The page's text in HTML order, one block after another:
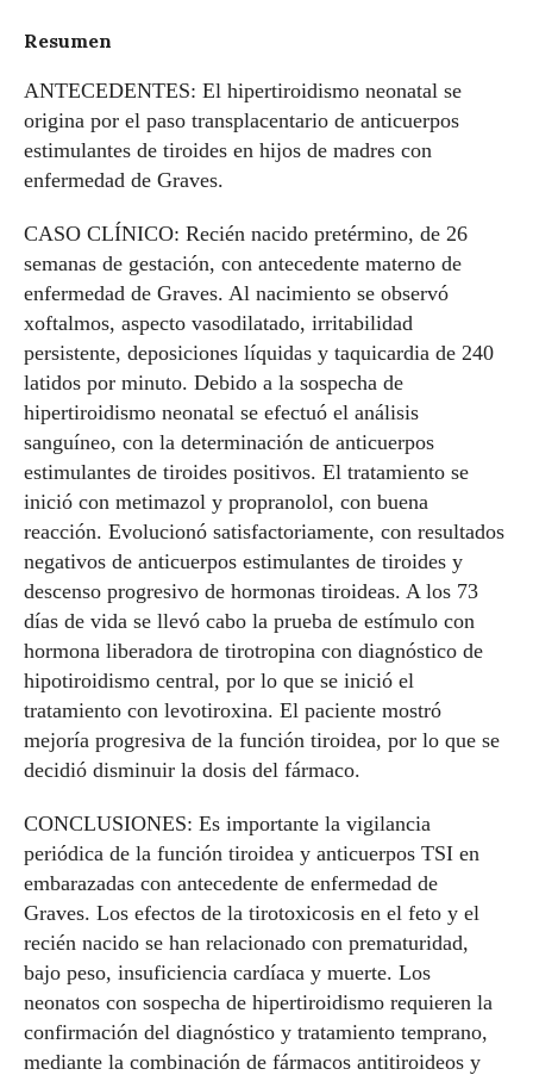
Resumen
ANTECEDENTES: El hipertiroidismo neonatal se
origina por el paso transplacentario de anticuerpos
estimulantes de tiroides en hijos de madres con
enfermedad de Graves.
CASO CLÍNICO: Recién nacido pretérmino, de 26
semanas de gestación, con antecedente materno de
enfermedad de Graves. Al nacimiento se observó
xoftalmos, aspecto vasodilatado, irritabilidad
persistente, deposiciones líquidas y taquicardia de 240
latidos por minuto. Debido a la sospecha de
hipertiroidismo neonatal se efectuó el análisis
sanguíneo, con la determinación de anticuerpos
estimulantes de tiroides positivos. El tratamiento se
inició con metimazol y propranolol, con buena
reacción. Evolucionó satisfactoriamente, con resultados
negativos de anticuerpos estimulantes de tiroides y
descenso progresivo de hormonas tiroideas. A los 73
días de vida se llevó cabo la prueba de estímulo con
hormona liberadora de tirotropina con diagnóstico de
hipotiroidismo central, por lo que se inició el
tratamiento con levotiroxina. El paciente mostró
mejoría progresiva de la función tiroidea, por lo que se
decidió disminuir la dosis del fármaco.
CONCLUSIONES: Es importante la vigilancia
periódica de la función tiroidea y anticuerpos TSI en
embarazadas con antecedente de enfermedad de
Graves. Los efectos de la tirotoxicosis en el feto y el
recién nacido se han relacionado con prematuridad,
bajo peso, insuficiencia cardíaca y muerte. Los
neonatos con sospecha de hipertiroidismo requieren la
confirmación del diagnóstico y tratamiento temprano,
mediante la combinación de fármacos antitiroideos y